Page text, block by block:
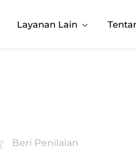
Layanan Lain
Beri Penilaian